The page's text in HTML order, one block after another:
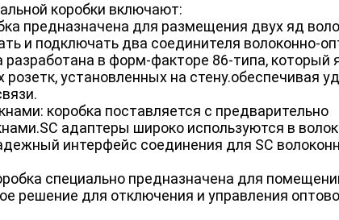
коробки включают:
предназначена для размещения двух яд
и подключать два соединителя волоконно-
разработана в форм-факторе 86-типа, который
установленных на стену.обеспечивая
коробка поставляется с предварительно
адаптеры широко используются в
интерфейс соединения для SC
специально предназначена для
решение для отключения и управления